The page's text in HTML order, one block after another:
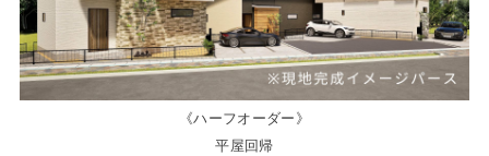
《ハーフオーダー》
平屋回帰